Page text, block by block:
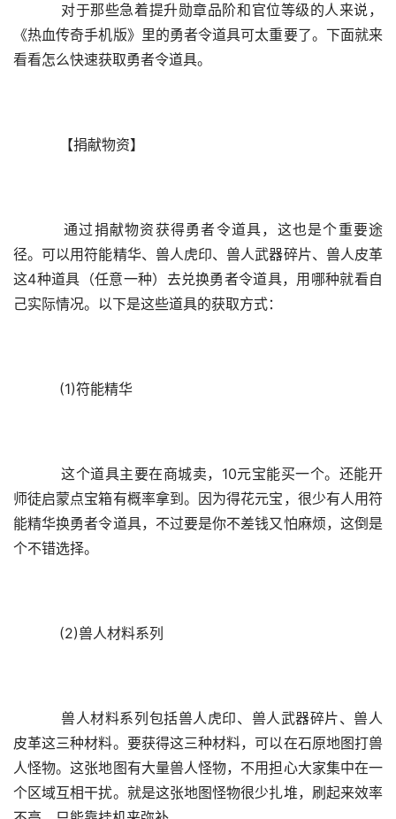
对于那些急着提升勋章品阶和官位等级的人来说，
《热血传奇手机版》里的勇者令道具可太重要了。下面就来
看看怎么快速获取勇者令道具。
【捐献物资】
通过捐献物资获得勇者令道具，这也是个重要途
径。可以用符能精华、兽人虎印、兽人武器碎片、兽人皮革
这4种道具（任意一种）去兑换勇者令道具，用哪种就看自
己实际情况。以下是这些道具的获取方式：
(1)符能精华
这个道具主要在商城卖，10元宝能买一个。还能开
师徒启蒙点宝箱有概率拿到。因为得花元宝，很少有人用符
能精华换勇者令道具，不过要是你不差钱又怕麻烦，这倒是
个不错选择。
(2)兽人材料系列
兽人材料系列包括兽人虎印、兽人武器碎片、兽人
皮革这三种材料。要获得这三种材料，可以在石原地图打兽
人怪物。这张地图有大量兽人怪物，不用担心大家集中在一
个区域互相干扰。就是这张地图怪物很少扎堆，刷起来效率